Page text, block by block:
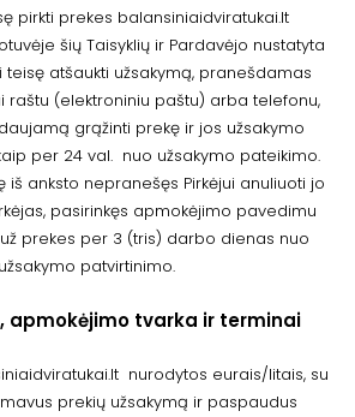
pirkti prekes balansiniaidviratukai.lt
šių Taisyklių ir Pardavėjo nustatyta
teisę atšaukti užsakymą, pranešdamas
raštu (elektroniniu paštu) arba telefonu,
grąžinti prekę ir jos užsakymo
per 24 val. nuo užsakymo pateikimo.
iš anksto nepranešęs Pirkėjui anuliuoti jo
pasirinkęs apmokėjimo pavedimu
prekes per 3 (tris) darbo dienas nuo
užsakymo patvirtinimo.
apmokėjimo tvarka ir terminai
nurodytos eurais/litais, su
prekių užsakymą ir paspaudus